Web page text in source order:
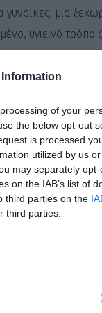
of your
the below opt-out
is processed
utilized by us
may separately
on the IAB’s list of
third parties on the
third parties.
μια
υγιεινό
κάθε ηλικίας
την αγάπη
sold out
διαδρομή 5
πολυτελούς
περνούν μέσα από
και δυνατές